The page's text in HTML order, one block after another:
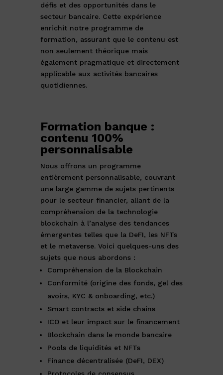
défis et des opportunités dans le
secteur bancaire. Cette expérience
enrichit notre programme de
formation, assurant que le contenu est
non seulement théorique mais
également pragmatique et directement
applicable aux activités bancaires
quotidiennes.
Formation banque :
contenu 100%
personnalisable
Nous offrons un programme
entièrement personnalisable, couvrant
une large gamme de sujets pertinents
pour le secteur financier, allant de la
compréhension de la technologie
blockchain à l’analyse des tendances
émergentes telles que la DeFI, les NFTs
et le metaverse. Voici quelques-uns des
sujets que nous abordons :
Compréhension de la Blockchain
Conformité (origine des fonds, gel des
avoirs, KYC & onboarding, etc.)
Smart contracts et side chains
ICO et leur impact sur le financement
Blockchain dans le monde bancaire
Pools de liquidités et NFTs
Finance décentralisée (DeFI, DEX)
Protocoles de consensus